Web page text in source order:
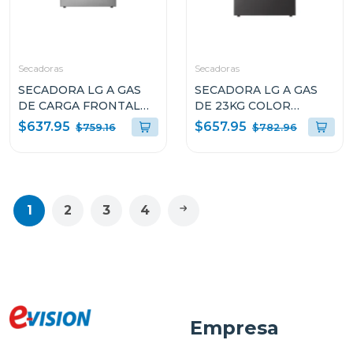
Secadoras
SECADORA LG A GAS
DE CARGA FRONTAL
22KG COLOR GRIS
THINQ DF74VFXS6
$637.95 $759.16
Secadoras
SECADORA LG A GAS
DE 23KG COLOR
NEGRO THINQ
D74BFXS6
$657.95 $782.96
1 2 3 4
Empresa